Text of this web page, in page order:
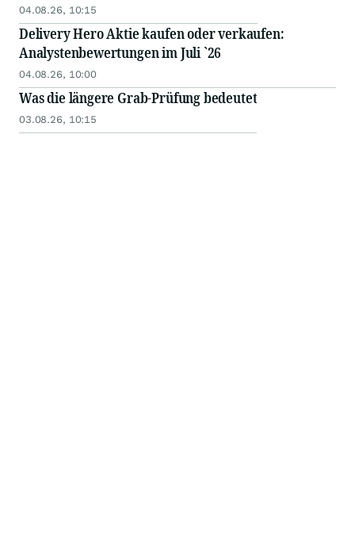
04.08.26, 10:15
Delivery Hero Aktie kaufen oder verkaufen:
Analystenbewertungen im Juli `26
04.08.26, 10:00
Was die längere Grab-Prüfung bedeutet
03.08.26, 10:15